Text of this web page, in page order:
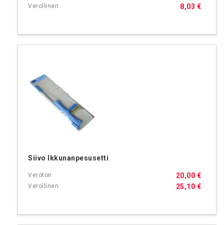
8,03 €
Siivo Ikkunanpesusetti
25,10 €
20,00 €